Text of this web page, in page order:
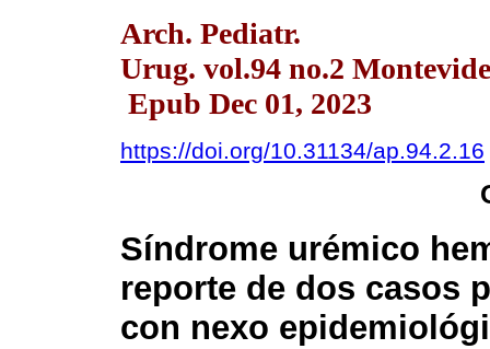
Arch. Pediatr.
Urug. vol.94 no.2
Epub Dec 01, 2023
https://doi.org/10.31134/ap.94.2.16
Síndrome urémico
reporte de dos casos
con nexo